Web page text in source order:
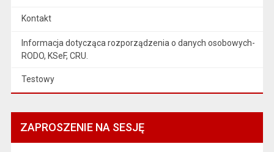
Kontakt
Informacja dotycząca rozporządzenia o danych osobowych-
RODO, KSeF, CRU.
Testowy
ZAPROSZENIE NA SESJĘ